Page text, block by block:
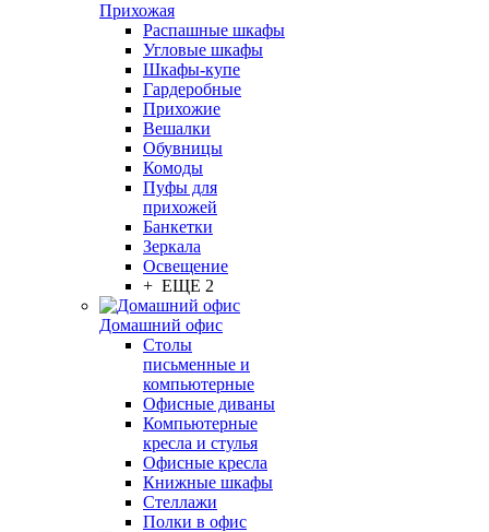
Прихожая
Распашные шкафы
Угловые шкафы
Шкафы-купе
Гардеробные
Прихожие
Вешалки
Обувницы
Комоды
Пуфы для
прихожей
Банкетки
Зеркала
Освещение
+ ЕЩЕ 2
Домашний офис
Столы
письменные и
компьютерные
Офисные диваны
Компьютерные
кресла и стулья
Офисные кресла
Книжные шкафы
Стеллажи
Полки в офис